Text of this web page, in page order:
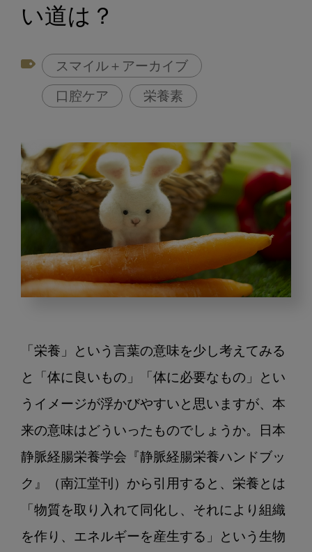
い道は？
スマイル＋アーカイブ
口腔ケア 栄養素
さ
に
伝
え
た
い
科
歯
連
「栄養」という言葉の意味を少し考えてみる
と「体に良いもの」「体に必要なもの」とい
うイメージが浮かびやすいと思いますが、本
来の意味はどういったものでしょうか。日本
静脈経腸栄養学会『静脈経腸栄養ハンドブッ
ク』（南江堂刊）から引用すると、栄養とは
「物質を取り入れて同化し、それにより組織
を作り、エネルギーを産生する」という生物